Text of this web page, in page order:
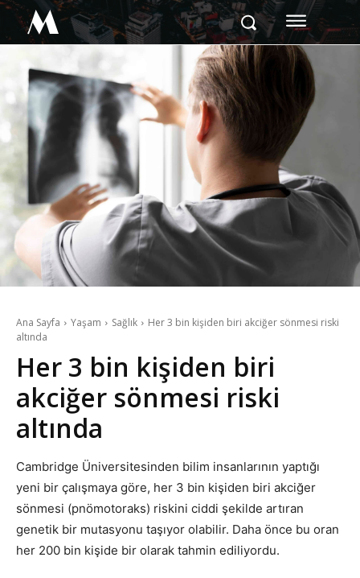
M
Ana Sayfa Yaşam Sağlık
Her 3 bin kişiden biri akciğer sönmesi riski
altında
Her 3 bin kişiden biri
akciğer sönmesi riski
altında
Cambridge Üniversitesinden bilim insanlarının yaptığı
yeni bir çalışmaya göre, her 3 bin kişiden biri akciğer
sönmesi (pnömotoraks) riskini ciddi şekilde artıran
genetik bir mutasyonu taşıyor olabilir. Daha önce bu oran
her 200 bin kişide bir olarak tahmin ediliyordu.